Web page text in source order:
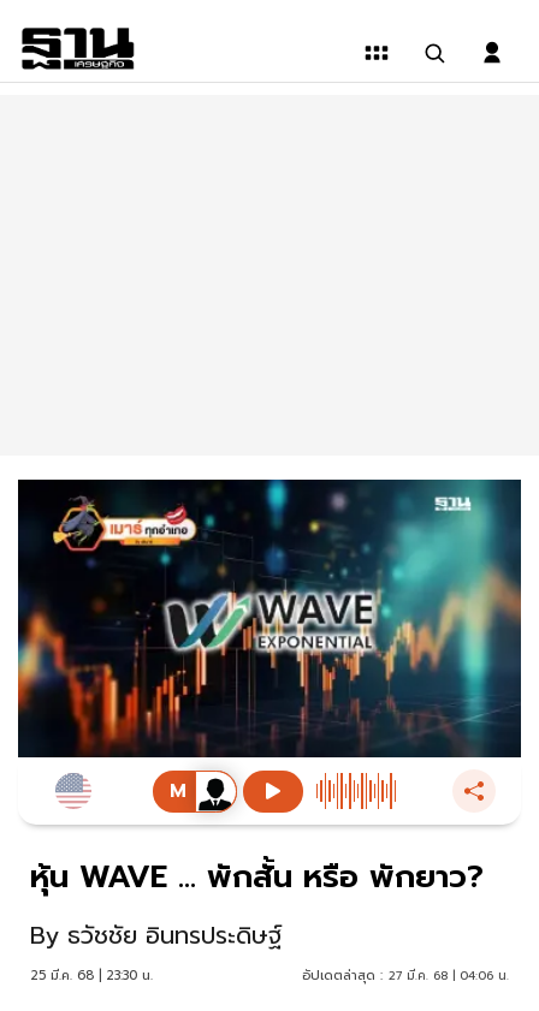
หุ้น WAVE … พักสั้น หรือ พักยาว?
By ธวัชชัย อินทรประดิษฐ์
25 มี.ค. 68 | 23:30 น. อัปเดตล่าสุด : 27 มี.ค. 68 | 04:06 น.